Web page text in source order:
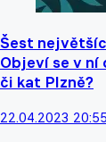
Šest
Objeví se v ní
či kat Plzně?
22.04.2023 20:55